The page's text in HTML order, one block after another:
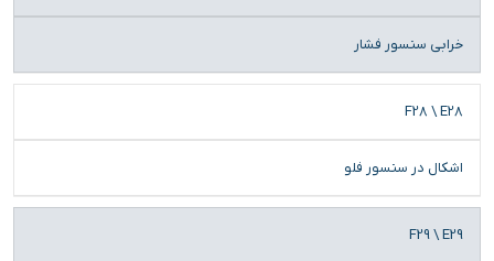
خرابی سنسور فشار
F28 \ E28
اشکال در سنسور فلو
F29 \ E29